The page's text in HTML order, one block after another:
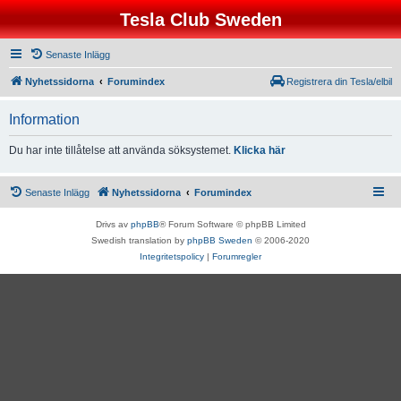
Tesla Club Sweden
Senaste Inlägg
Nyhetssidorna Forumindex Registrera din Tesla/elbil
Information
Du har inte tillåtelse att använda söksystemet. Klicka här
Senaste Inlägg Nyhetssidorna Forumindex
Drivs av phpBB® Forum Software © phpBB Limited
Swedish translation by phpBB Sweden © 2006-2020
Integritetspolicy | Forumregler